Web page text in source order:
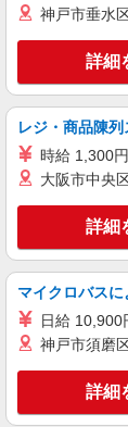
紹介予定派遣
株式会社シエロ
神戸市垂水
詳細
レジ・商品陳列
時給 1,300円
大阪市中央
詳細
マイクロバス
日給 10,900
神戸市須磨
詳細